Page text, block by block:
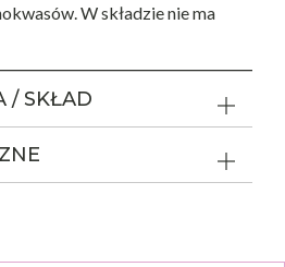
W składzie nie ma
/ SKŁAD